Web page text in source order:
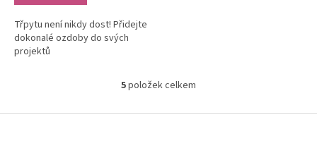
Třpytu není nikdy dost! Přidejte
dokonalé ozdoby do svých
projektů
O
l
5položek celkem
Z